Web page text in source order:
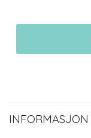
INFORMASJON